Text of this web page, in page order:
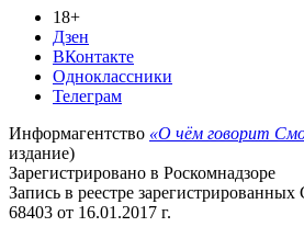
18+
Дзен
ВКонтакте
Одноклассники
Телеграм
Информагентство «О чём говорит
издание)
Зарегистрировано в Роскомнадзоре
Запись в реестре
68403 от 16.01.2017 г.